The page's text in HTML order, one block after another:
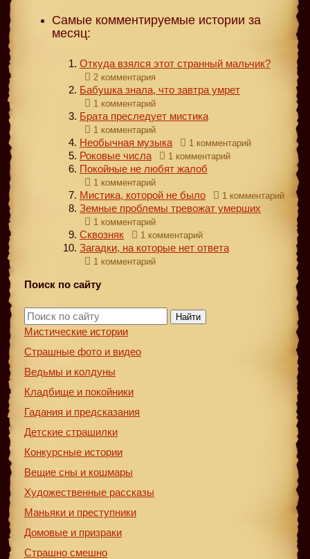
Самые комментируемые истории за
месяц:
Откуда взялся этот странный мальчик?
2 комментария
Бабушка знала, что завтра умрет
1 комментарий
Брата преследует мистика
1 комментарий
Необычная музыка 1 комментарий
Роковые числа 1 комментарий
Покойные не любят жалоб
1 комментарий
Мистика, которой не было 1 комментарий
Земные проблемы тревожат умерших
1 комментарий
Сквозняк 1 комментарий
Загадки, на которые нет ответа
1 комментарий
Поиск по сайту
Найти
Мистические истории
Страшные фото и видео
Ведьмы и колдуны
Кладбище и покойники
Гадания и предсказания
Детские страшилки
Конкурсные истории
Вещие сны и кошмары
Художественные рассказы
Маньяки и преступники
Домовые и призраки
Страшно смешно